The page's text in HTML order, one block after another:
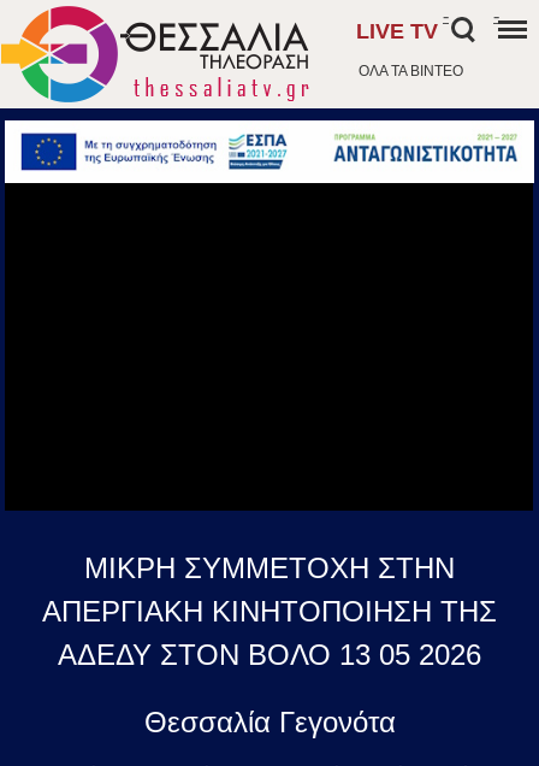
ΟΛΑ ΤΑ ΒΙΝΤΕΟ
LIVE TV
- -
ΜΙΚΡΗ ΣΥΜΜΕΤΟΧΗ ΣΤΗΝ
ΑΠΕΡΓΙΑΚΗ ΚΙΝΗΤΟΠΟΙΗΣΗ ΤΗΣ
ΑΔΕΔΥ ΣΤΟΝ ΒΟΛΟ 13 05 2026
Θεσσαλία Γεγονότα